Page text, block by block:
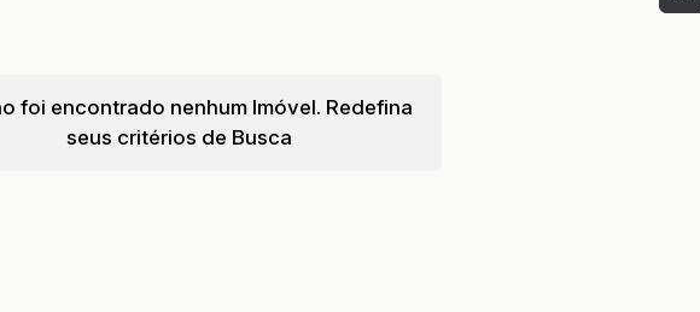
foi encontrado nenhum Imóvel. Redefina
seus critérios de Busca